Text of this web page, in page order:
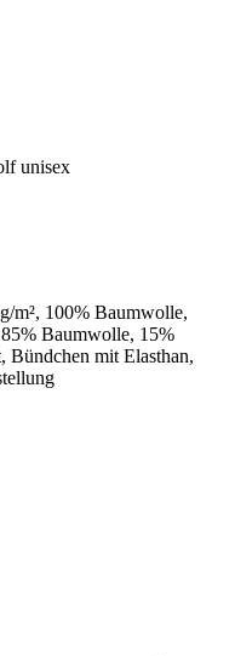
unisex
m², 100% Baumwolle,
85% Baumwolle, 15%
Bündchen mit Elasthan,